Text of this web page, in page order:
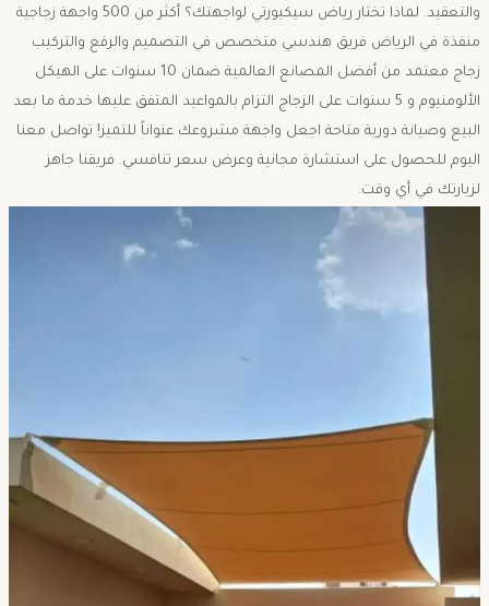
والتعقيد. لماذا تختار رياض سيكيورتي لواجهتك؟ أكثر من 500 واجهة زجاجية
منفذة في الرياض فريق هندسي متخصص في التصميم والرفع والتركيب
زجاج معتمد من أفضل المصانع العالمية ضمان 10 سنوات على الهيكل
الألومنيوم و 5 سنوات على الزجاج التزام بالمواعيد المتفق عليها خدمة ما بعد
البيع وصيانة دورية متاحة اجعل واجهة مشروعك عنواناً للتميز! تواصل معنا
اليوم للحصول على استشارة مجانية وعرض سعر تنافسي. فريقنا جاهز
لزيارتك في أي وقت.